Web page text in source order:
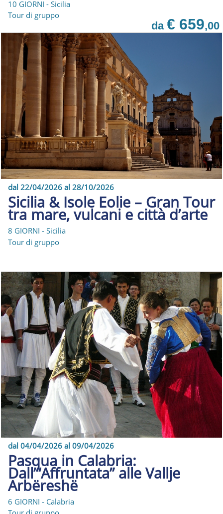
10 GIORNI - Sicilia
Tour di gruppo
da € 659,00
dal 22/04/2026 al 28/10/2026
Sicilia & Isole Eolie – Gran Tour
tra mare, vulcani e città d’arte
8 GIORNI - Sicilia
Tour di gruppo
dal 04/04/2026 al 09/04/2026
Pasqua in Calabria:
Dall’“Affruntata” alle Vallje
Arbëreshë
6 GIORNI - Calabria